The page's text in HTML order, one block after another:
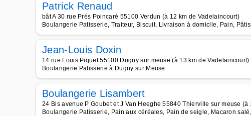
Patrick Renaud
bât A 30 rue Prés Poincaré 55100 Verdun (à 12 km de Vadelaincourt)
Boulangerie Patisserie, Traiteur, Biscuit, Livraison à domicile, Pain,
Jean-Louis Doxin
14 rue Louis Piquet 55100 Dugny sur meuse (à 13 km de Vadelaincourt)
Boulangerie Patisserie à Dugny sur Meuse
Boulangerie Lisambert
24 Bis avenue P Goubet et J Van Heeghe 55840 Thierville sur meuse (à
Boulangerie Patisserie, Pain aux céréales, Pain de seigle, Macaron